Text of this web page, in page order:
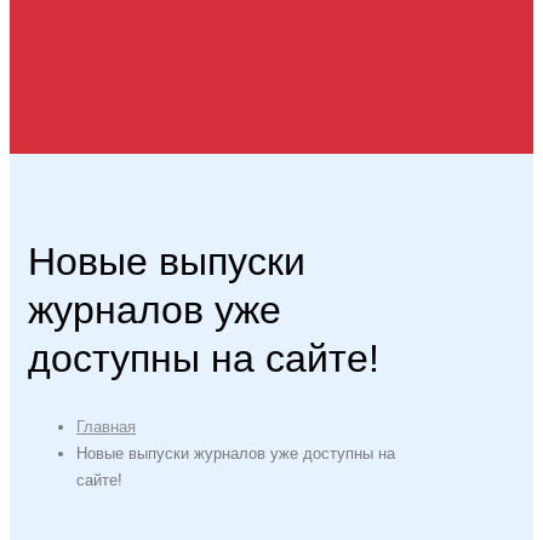
Новые выпуски
журналов уже
доступны на сайте!
Главная
Новые выпуски журналов уже доступны на
сайте!